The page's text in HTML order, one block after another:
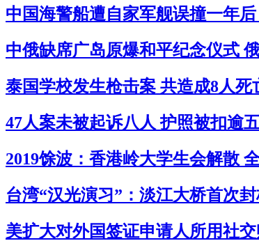
中国海警船遭自家军舰误撞一年
中俄缺席广岛原爆和平纪念仪式
泰国学校发生枪击案 共造成8人死
47人案未被起诉八人 护照被扣逾
2019馀波：香港岭大学生会解散
台湾“汉光演习”：淡江大桥首次
美扩大对外国签证申请人所用社